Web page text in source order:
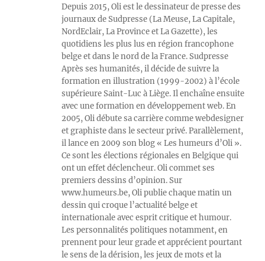
Depuis 2015, Oli est le dessinateur de presse des
journaux de Sudpresse (La Meuse, La Capitale,
NordEclair, La Province et La Gazette), les
quotidiens les plus lus en région francophone
belge et dans le nord de la France. Sudpresse
Après ses humanités, il décide de suivre la
formation en illustration (1999-2002) à l’école
supérieure Saint-Luc à Liège. Il enchaîne ensuite
avec une formation en développement web. En
2005, Oli débute sa carrière comme webdesigner
et graphiste dans le secteur privé. Parallèlement,
il lance en 2009 son blog « Les humeurs d’Oli ».
Ce sont les élections régionales en Belgique qui
ont un effet déclencheur. Oli commet ses
premiers dessins d’opinion. Sur
www.humeurs.be, Oli publie chaque matin un
dessin qui croque l’actualité belge et
internationale avec esprit critique et humour.
Les personnalités politiques notamment, en
prennent pour leur grade et apprécient pourtant
le sens de la dérision, les jeux de mots et la